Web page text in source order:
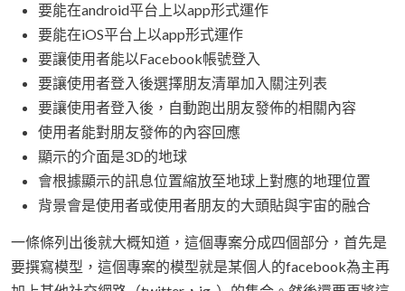
要能在android平台上以app形式運作
要能在iOS平台上以app形式運作
要讓使用者能以Facebook帳號登入
要讓使用者登入後選擇朋友清單加入關注列表
要讓使用者登入後，自動跑出朋友發佈的相關內容
使用者能對朋友發佈的內容回應
顯示的介面是3D的地球
會根據顯示的訊息位置縮放至地球上對應的地理位置
背景會是使用者或使用者朋友的大頭貼與宇宙的融合
一條條列出後就大概知道，這個專案分成四個部分，首先是
要撰寫模型，這個專案的模型就是某個人的facebook為主再